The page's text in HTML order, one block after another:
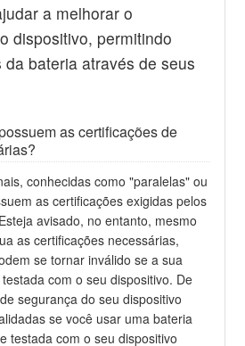
a melhorar o
dispositivo, permitindo
bateria através de seus
as certificações de
conhecidas como "paralelas" ou
as certificações exigidas pelos
avisado, no entanto, mesmo
as certificações necessárias,
se tornar inválido se a sua
com o seu dispositivo. De
segurança do seu dispositivo
se você usar uma bateria
testada com o seu dispositivo